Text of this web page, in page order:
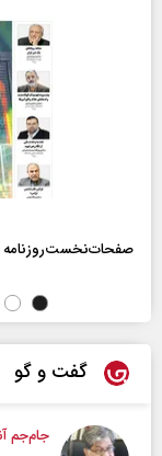
صفحات‌نخست‌روزنامه ها‌ی
گفت و گو
جام‌جم